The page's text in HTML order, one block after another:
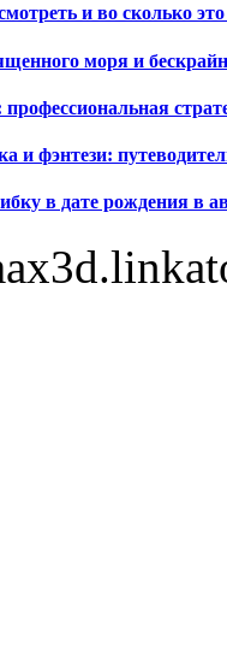
и во сколько это
моря и
и фэнтези:
в дате рождения в